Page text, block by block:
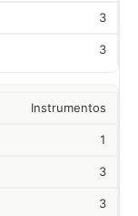
3
3
Instrumentos
1
3
3